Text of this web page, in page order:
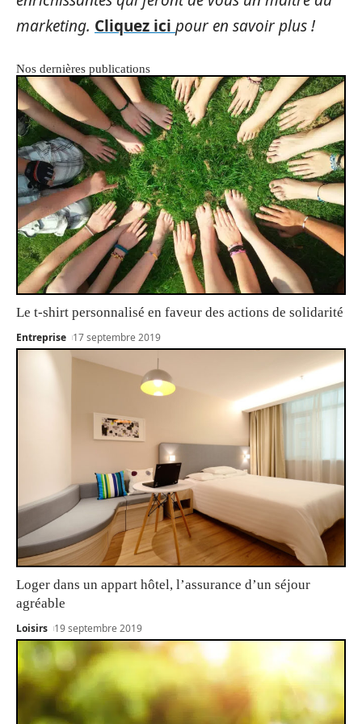
marketing. Cliquez ici pour en savoir plus !
Nos dernières publications
Le t-shirt personnalisé en faveur des actions de solidarité
Entreprise 17 septembre 2019
Loger dans un appart hôtel, l’assurance d’un séjour
agréable
Loisirs 19 septembre 2019